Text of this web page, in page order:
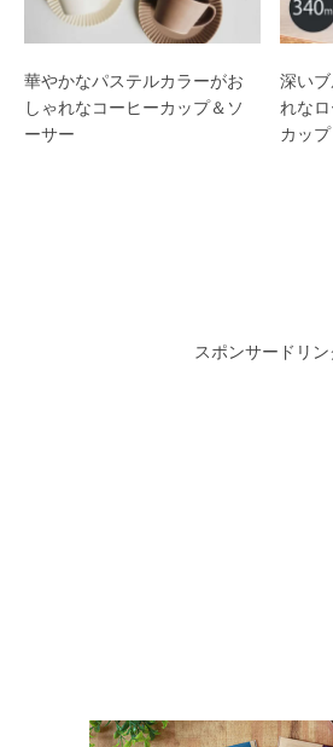
華やかなパステルカラーがお
しゃれなコーヒーカップ＆ソ
ーサー
深い
れな
カップ
スポンサードリン